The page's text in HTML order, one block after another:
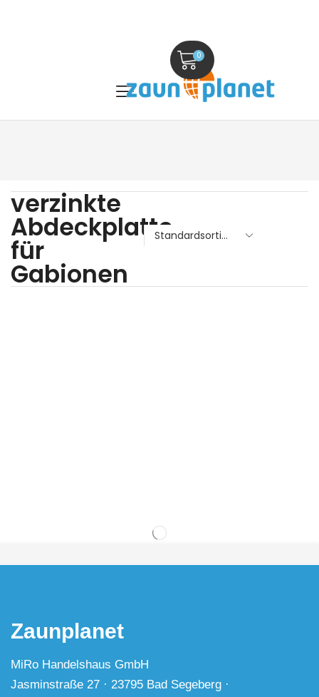
0
verzinkte
Abdeckplatte
für
Gabionen
Zaunplanet
MiRo Handelshaus GmbH
Jasminstraße 27 · 23795 Bad Segeberg ·